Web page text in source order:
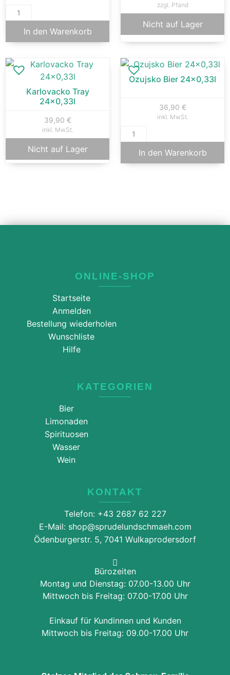
In den Warenkorb
zzgl. Pfand
Nicht auf Lager
Karlovacko Tray
24×0,33l
39,90 €
inkl. MwSt.
Nicht auf Lager
Ozujsko Bier 24×0,33l
36,90 €
inkl. MwSt.
In den Warenkorb
ONLINE-SHOP
Startseite
Anmelden
Bestellung wiederholen
Wunschliste
Hilfe
KATEGORIEN
Bier
Limonaden
Spirituosen
Wasser
Wein
KONTAKT
Telefon: +43 2687 62 227
E-Mail: shop@sprudelundschmaeh.com
Ödenburgerstr. 5, 7041 Wulkaprodersdorf
Bürozeiten
Montag und Dienstag: 07.00-13.00 Uhr
Mittwoch bis Freitag: 07.00-17.00 Uhr
Einkauf für Kundinnen und Kunden
Mittwoch bis Freitag: 09.00-17.00 Uhr